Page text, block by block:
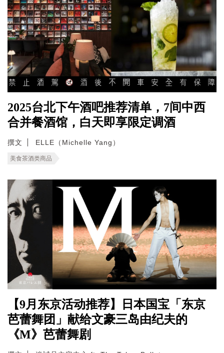
2025台北下午酒吧推荐清单，7间中西
合并餐酒馆，白天即享限定调酒
撰文 ELLE（Michelle Yang）
美食茶酒类商品
【9月东京活动推荐】日本国宝「东京
芭蕾舞团」献给文豪三岛由纪夫的
《M》芭蕾舞剧